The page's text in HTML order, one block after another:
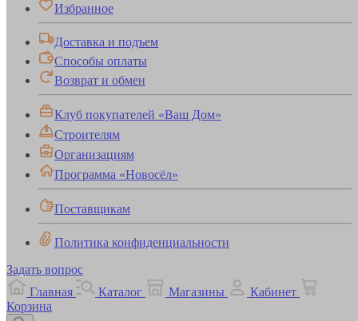
Избранное
Доставка и подъем
Способы оплаты
Возврат и обмен
Клуб покупателей «Ваш Дом»
Строителям
Организациям
Программа «Новосёл»
Поставщикам
Политика конфиденциальности
Задать вопрос
Главная
Каталог Магазины
Кабинет
Корзина